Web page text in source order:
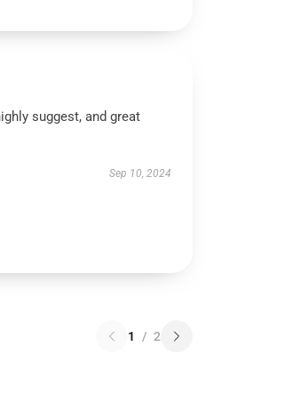
suggest, and great
Sep 10, 2024
1 / 2